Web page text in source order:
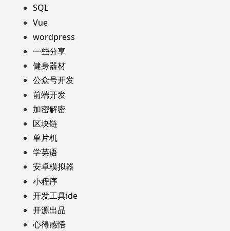
SQL
Vue
wordpress
一些分享
健身器材
公众号开发
前端开发
加密解密
区块链
单片机
学英语
安卓模拟器
小程序
开发工具ide
开源出品
心得感悟